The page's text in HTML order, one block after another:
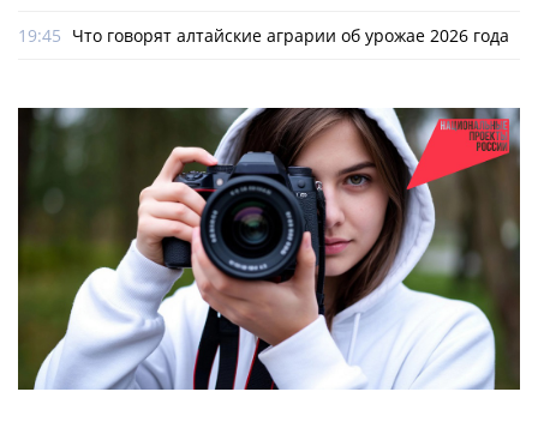
19:45 Что говорят алтайские аграрии об урожае 2026 года